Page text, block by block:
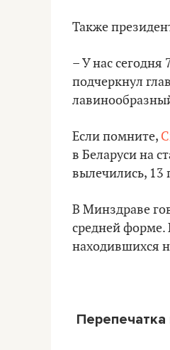
Также
– У нас
подчеркнул
Если помните,
в Беларуси на
вылечились, 13
В Минздраве
средней форме.
находившихся